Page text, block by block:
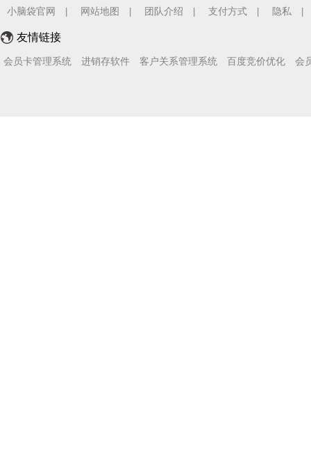
小脑袋官网 网站地图 团队介绍 支付方式 隐私
友情链接
会员卡管理系统 进销存软件 客户关系管理系统 百度竞价优化 会